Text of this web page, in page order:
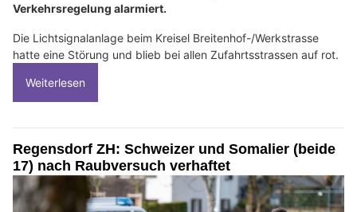
Verkehrsregelung alarmiert.
Die Lichtsignalanlage beim Kreisel Breitenhof-/Werkstrasse
hatte eine Störung und blieb bei allen Zufahrtsstrassen auf rot.
Weiterlesen
Regensdorf ZH: Schweizer und Somalier (beide
17) nach Raubversuch verhaftet